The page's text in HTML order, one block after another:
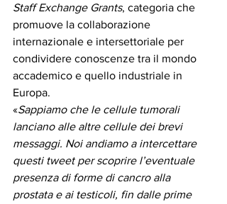
Staff Exchange Grants, categoria che
promuove la collaborazione
internazionale e intersettoriale per
condividere conoscenze tra il mondo
accademico e quello industriale in
Europa.
«Sappiamo che le cellule tumorali
lanciano alle altre cellule dei brevi
messaggi. Noi andiamo a intercettare
questi tweet per scoprire l’eventuale
presenza di forme di cancro alla
prostata e ai testicoli, fin dalle prime